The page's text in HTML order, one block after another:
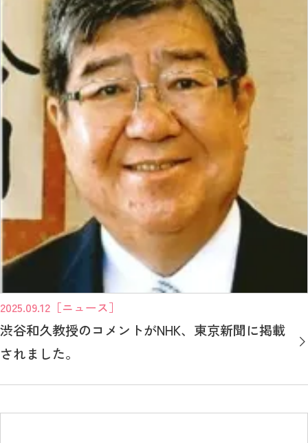
2025.09.12 ［ニュース］
渋谷和久教授のコメントがNHK、東京新聞に掲載
されました。